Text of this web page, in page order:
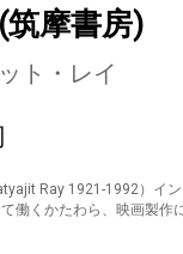
摩書房)
ト・レイ
Ray 1921-1992）イ
働くかたわら、映画製作